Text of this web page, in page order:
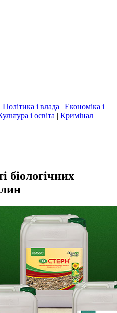
Політика і влада | Економіка і
і освіта | Кримінал |
біологічних